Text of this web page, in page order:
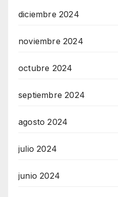
diciembre 2024
noviembre 2024
octubre 2024
septiembre 2024
agosto 2024
julio 2024
junio 2024